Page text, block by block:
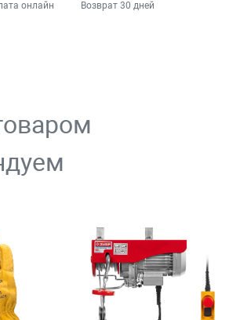
онлайн Возврат 30 дней